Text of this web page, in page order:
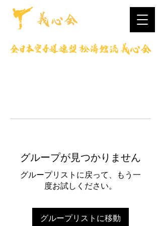
グループが見つかりません
グループリストに戻って、もう一
度お試しください。
グループリストに移動